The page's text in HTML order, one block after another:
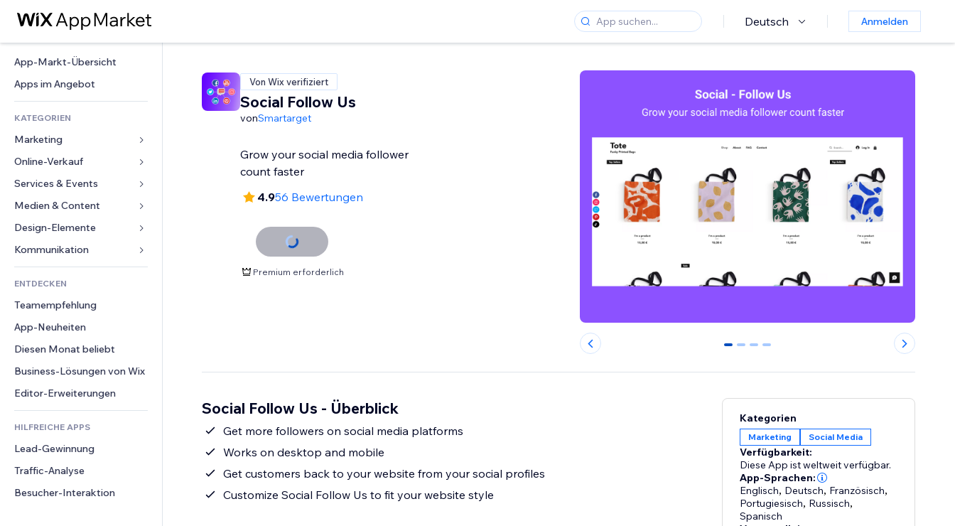
Deutsch Anmelden
App-Markt-Übersicht
Apps im Angebot
KATEGORIEN
Marketing
Anzeigen
Mobil
Statistiken
Website-Einträge
E-Mail
Online-Verkauf
Apps für Shops
Versand & Lieferung
Verkaufen-Buttons
Buchhaltung
Gutscheine & Treuebonus
Lagerlösungen
Speisen & Getränke
Services & Events
Hotels
Events
Restaurants
Immobilien
Buchungen
Medien & Content
Galerie
Musik
Podcasts
Fotografie
Video
PDF
Dateifreigabe
News
Design-Elemente
Karten & Navigation
Datenschutz & Sicherheit
Uhr
Seiten-Vorlagen
Bildeffekte
Buttons & Menüs
Banner & Abzeichen
Taschenrechner
Suche
Wetter
Diagramme & Tabellen
Formulare
Umfragen
Chat
Kommentare
Telefon
Community
Bewertungen und Feedback
CRM
ENTDECKEN
Teamempfehlung
App-Neuheiten
Diesen Monat beliebt
Business-Lösungen von Wix
Editor-Erweiterungen
HILFREICHE APPS
Lead-Gewinnung
Traffic-Analyse
Besucher-Interaktion
Von Wix verifiziert
Social Follow Us
vonSmartarget
Grow your social media follower
count faster
4.956 Bewertungen
Premium erforderlich
0 1 2 3
Social Follow Us - Überblick
Get more followers on social media platforms
Works on desktop and mobile
Get customers back to your website from your social profiles
Customize Social Follow Us to fit your website style
Kategorien
Marketing Social Media
Verfügbarkeit:
Diese App ist weltweit verfügbar.
App-Sprachen:
Englisch, Deutsch, Französisch,
Portugiesisch, Russisch,
Spanisch